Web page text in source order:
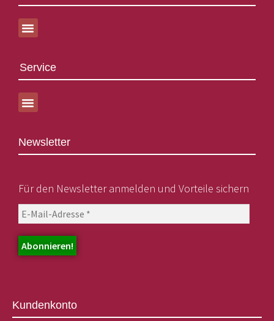
Service
Newsletter
Für den Newsletter anmelden und Vorteile sichern
Kundenkonto